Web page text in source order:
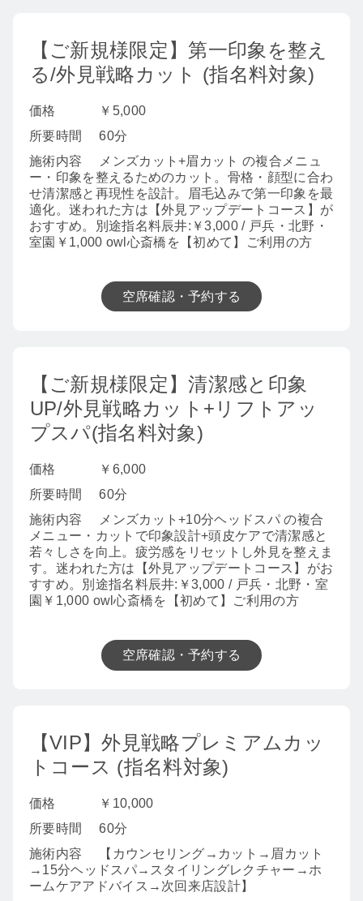
【ご新規様限定】第一印象を整え
る/外見戦略カット (指名料対象)
価格
￥5,000
所要時間
60分
施術内容
メンズカット+眉カット の複合メニュ
ー・印象を整えるためのカット。骨格・顔型に合わ
せ清潔感と再現性を設計。眉毛込みで第一印象を最
適化。迷われた方は【外見アップデートコース】が
おすすめ。別途指名料辰井:￥3,000 / 戸兵・北野・
室園￥1,000 owl心斎橋を【初めて】ご利用の方
空席確認・予約する
【ご新規様限定】清潔感と印象
UP/外見戦略カット+リフトアッ
プスパ(指名料対象)
価格
￥6,000
所要時間
60分
施術内容
メンズカット+10分ヘッドスパ の複合
メニュー・カットで印象設計+頭皮ケアで清潔感と
若々しさを向上。疲労感をリセットし外見を整えま
す。迷われた方は【外見アップデートコース】がお
すすめ。別途指名料辰井:￥3,000 / 戸兵・北野・室
園￥1,000 owl心斎橋を【初めて】ご利用の方
空席確認・予約する
【VIP】外見戦略プレミアムカッ
トコース (指名料対象)
価格
￥10,000
所要時間
60分
施術内容
【カウンセリング→カット→眉カット
→15分ヘッドスパ→スタイリングレクチャー→ホ
ームケアアドバイス→次回来店設計】